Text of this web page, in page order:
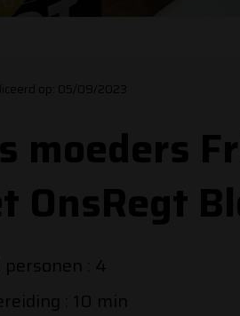
op: 05/09/2023
moeders
OnsRegt
: 4
: 10 min